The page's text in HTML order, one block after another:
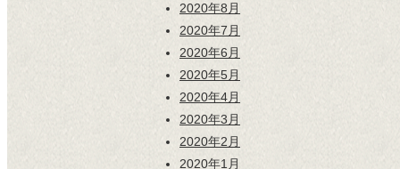
2020年8月
2020年7月
2020年6月
2020年5月
2020年4月
2020年3月
2020年2月
2020年1月